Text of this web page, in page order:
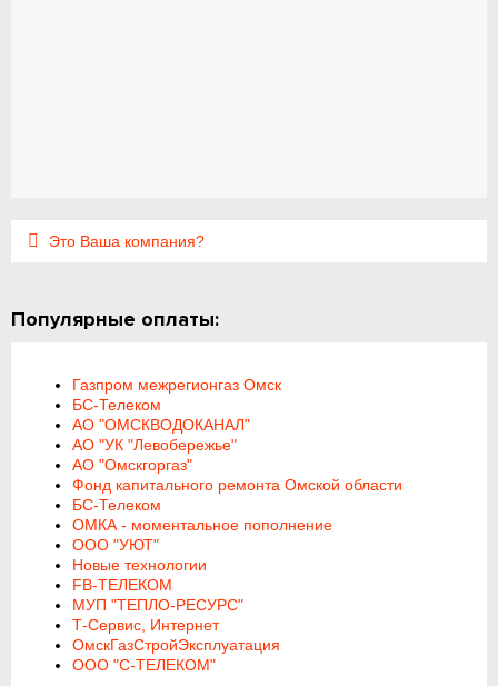
Это Ваша компания?
Популярные оплаты:
Газпром межрегионгаз Омск
БС-Телеком
АО "ОМСКВОДОКАНАЛ"
АО "УК "Левобережье"
АО "Омскгоргаз"
Фонд капитального ремонта Омской области
БС-Телеком
ОМКА - моментальное пополнение
ООО "УЮТ"
Новые технологии
FB-ТЕЛЕКОМ
МУП "ТЕПЛО-РЕСУРС"
Т-Сервис, Интернет
ОмскГазСтройЭксплуатация
ООО "С-ТЕЛЕКОМ"